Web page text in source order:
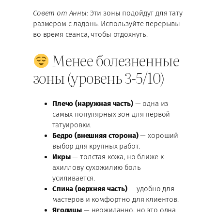
Совет от Анны:Эти зоны подойдут для тату
размером с ладонь. Используйте перерывы
во время сеанса, чтобы отдохнуть.
Менее болезненные
зоны (уровень 3-5/10)
Плечо (наружная часть)— одна из
самых популярных зон для первой
татуировки.
Бедро (внешняя сторона)— хороший
выбор для крупных работ.
Икры— толстая кожа, но ближе к
ахиллову сухожилию боль
усиливается.
Спина (верхняя часть)— удобно для
мастеров и комфортно для клиентов.
Ягодицы— неожиданно, но это одна